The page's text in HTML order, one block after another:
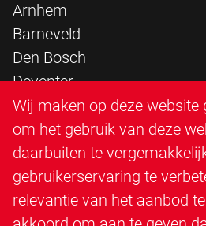
Arnhem
Barneveld
Den Bosch
Deventer
Epe
Sittard
Triangle Infra
Triangle Steigerbouw
Utrecht
Wij maken op deze website
om het gebruik van deze
daarbuiten te
gebruikerservaring te
relevantie van het aanbod